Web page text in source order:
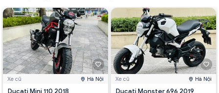
Xe cũ Hà Nội Xe cũ Hà Nội